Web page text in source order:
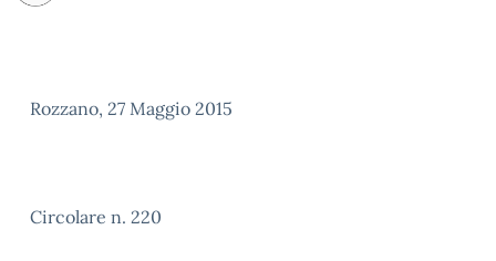
Rozzano, 27 Maggio 2015
Circolare n. 220